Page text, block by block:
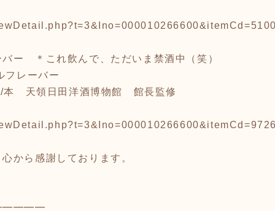
ー ＊これ飲んで、ただいま禁酒中（笑）
フレーバー
天領日田洋酒博物館 館長監修
から感謝しております。